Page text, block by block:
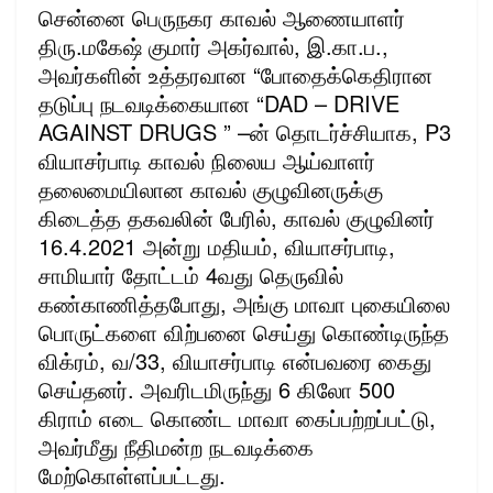
சென்னை பெருநகர காவல் ஆணையாளர்
திரு.மகேஷ் குமார் அகர்வால், இ.கா.ப.,
அவர்களின் உத்தரவான “போதைக்கெதிரான
தடுப்பு நடவடிக்கையான “DAD – DRIVE
AGAINST DRUGS ” –ன் தொடர்ச்சியாக, P3
வியாசர்பாடி காவல் நிலைய ஆய்வாளர்
தலைமையிலான காவல் குழுவினருக்கு
கிடைத்த தகவலின் பேரில், காவல் குழுவினர்
16.4.2021 அன்று மதியம், வியாசர்பாடி,
சாமியார் தோட்டம் 4வது தெருவில்
கண்காணித்தபோது, அங்கு மாவா புகையிலை
பொருட்களை விற்பனை செய்து கொண்டிருந்த
விக்ரம், வ/33, வியாசர்பாடி என்பவரை கைது
செய்தனர். அவரிடமிருந்து 6 கிலோ 500
கிராம் எடை கொண்ட மாவா கைப்பற்றப்பட்டு,
அவர்மீது நீதிமன்ற நடவடிக்கை
மேற்கொள்ளப்பட்டது.